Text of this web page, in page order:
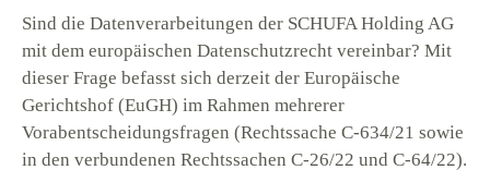
Sind die Datenverarbeitungen der SCHUFA Holding AG
mit dem europäischen Datenschutzrecht vereinbar? Mit
dieser Frage befasst sich derzeit der Europäische
Gerichtshof (EuGH) im Rahmen mehrerer
Vorabentscheidungsfragen (Rechtssache C-634/21 sowie
in den verbundenen Rechtssachen C-26/22 und C-64/22).